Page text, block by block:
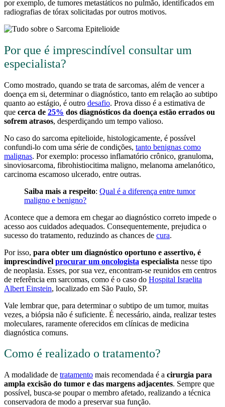
por exemplo, de tumores metastáticos no pulmão, identificados em
radiografias de tórax solicitadas por outros motivos.
Por que é imprescindível consultar um
especialista?
Como mostrado, quando se trata de sarcomas, além de vencer a
doença em si, determinar o diagnóstico, tanto em relação ao subtipo
quanto ao estágio, é outro desafio. Prova disso é a estimativa de
que cerca de 25% dos diagnósticos da doença estão errados ou
sofrem atrasos, desperdiçando um tempo valioso.
No caso do sarcoma epitelioide, histologicamente, é possível
confundi-lo com uma série de condições, tanto benignas como
malignas. Por exemplo: processo inflamatório crônico, granuloma,
sinoviosarcoma, fibrohistiocitima maligno, melanoma amelanótico,
carcinoma escamoso ulcerado, entre outras.
Saiba mais a respeito: Qual é a diferença entre tumor
maligno e benigno?
Acontece que a demora em chegar ao diagnóstico correto impede o
acesso aos cuidados adequados. Consequentemente, prejudica o
sucesso do tratamento, reduzindo as chances de cura.
Por isso, para obter um diagnóstico oportuno e assertivo, é
imprescindível procurar um oncologista especialista nesse tipo
de neoplasia. Esses, por sua vez, encontram-se reunidos em centros
de referência em sarcomas, como é o caso do Hospital Israelita
Albert Einstein, localizado em São Paulo, SP.
Vale lembrar que, para determinar o subtipo de um tumor, muitas
vezes, a biópsia não é suficiente. É necessário, ainda, realizar testes
moleculares, raramente oferecidos em clínicas de medicina
diagnóstica comuns.
Como é realizado o tratamento?
A modalidade de tratamento mais recomendada é a cirurgia para
ampla excisão do tumor e das margens adjacentes. Sempre que
possível, busca-se poupar o membro afetado, realizando a técnica
conservadora de modo a preservar sua função.